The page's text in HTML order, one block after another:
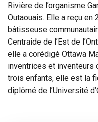
Rivière de l’organisme
Outaouais. Elle a reçu en
bâtisseuse
Centraide de l’Est de
elle a corédigé Ottawa
inventrices et inventeurs
trois enfants, elle est la
diplômé de l’Université